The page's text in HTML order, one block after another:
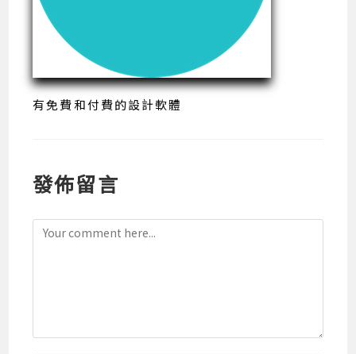
有免費和付費的設計軟體
發佈留言
Comment